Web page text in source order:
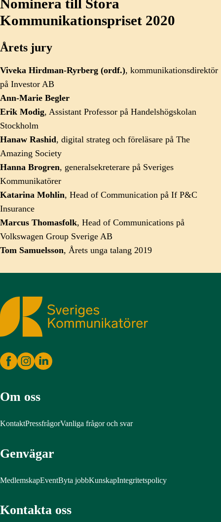
Nominera till Stora
Kommunikationspriset 2020
Årets jury
Viveka Hirdman-Ryrberg (ordf.), kommunikationsdirektör
på Investor AB
Ann-Marie Begler
Erik Modig, Assistant Professor på Handelshögskolan
Stockholm
Hanaw Rashid, digital strateg och föreläsare på The
Amazing Society
Hanna Brogren, generalsekreterare på Sveriges
Kommunikatörer
Katarina Mohlin, Head of Communication på If P&C
Insurance
Marcus Thomasfolk, Head of Communications på
Volkswagen Group Sverige AB
Tom Samuelsson, Årets unga talang 2019
Sveriges Kommunikatörer
Om oss
KontaktPressfrågorVanliga frågor och svar
Genvägar
MedlemskapEventByta jobbKunskapIntegritetspolicy
Kontakta oss